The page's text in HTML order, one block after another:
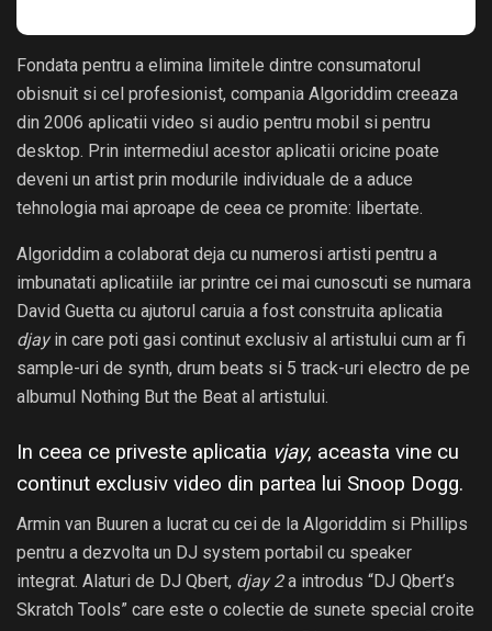
Fondata pentru a elimina limitele dintre consumatorul
obisnuit si cel profesionist, compania Algoriddim creeaza
din 2006 aplicatii video si audio pentru mobil si pentru
desktop. Prin intermediul acestor aplicatii oricine poate
deveni un artist prin modurile individuale de a aduce
tehnologia mai aproape de ceea ce promite: libertate.
Algoriddim a colaborat deja cu numerosi artisti pentru a
imbunatati aplicatiile iar printre cei mai cunoscuti se numara
David Guetta cu ajutorul caruia a fost construita aplicatia
djayin care poti gasi continut exclusiv al artistului cum ar fi
sample-uri de synth, drum beats si 5 track-uri electro de pe
albumul Nothing But the Beat al artistului.
In ceea ce priveste aplicatia vjay, aceasta vine cu
continut exclusiv video din partea lui Snoop Dogg.
Armin van Buuren a lucrat cu cei de la Algoriddim si Phillips
pentru a dezvolta un DJ system portabil cu speaker
integrat. Alaturi de DJ Qbert, djay 2a introdus “DJ Qbert’s
Skratch Tools” care este o colectie de sunete special croite